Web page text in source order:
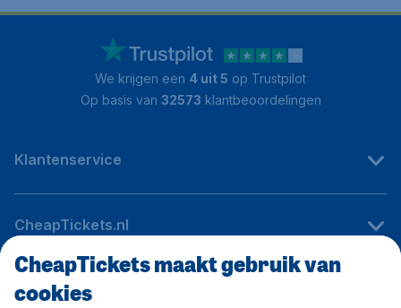
We krijgen een 4 uit 5 op Trustpilot
Op basis van 32573 klantbeoordelingen
Klantenservice
CheapTickets.nl
Internationale sites
CheapTickets maakt gebruik van
cookies